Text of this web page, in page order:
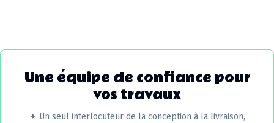
Une équipe de confiance pour
vos travaux
✦ Un seul interlocuteur de la conception à la livraison,